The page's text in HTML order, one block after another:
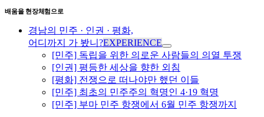
배움을 현장체험으로
경남의 민주 · 인권 · 평화,
어디까지 가 봤니?EXPERIENCE
[민주] 독립을 위한 의로운 사람들의 의열 투쟁
[인권] 평등한 세상을 향한 외침
[평화] 전쟁으로 떠나야만 했던 이들
[민주] 최초의 민주주의 혁명인 4·19 혁명
[민주] 부마 민주 항쟁에서 6월 민주 항쟁까지